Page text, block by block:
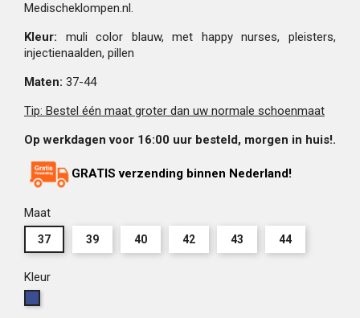
Medischeklompen.nl.
Kleur: muli color blauw, met happy nurses, pleisters,
injectienaalden, pillen
Maten: 37-44
Tip: Bestel één maat groter dan uw normale schoenmaat
Op werkdagen voor 16:00 uur besteld, morgen in huis!.
GRATIS verzending binnen Nederland!
Maat
37 39 40 42 43 44
Kleur